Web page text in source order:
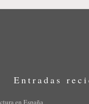
Entradas
en España